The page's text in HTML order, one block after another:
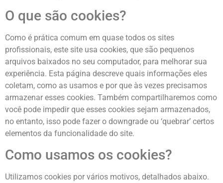
O que são cookies?
Como é prática comum em quase todos os sites
profissionais, este site usa cookies, que são pequenos
arquivos baixados no seu computador, para melhorar sua
experiência. Esta página descreve quais informações eles
coletam, como as usamos e por que às vezes precisamos
armazenar esses cookies. Também compartilharemos como
você pode impedir que esses cookies sejam armazenados,
no entanto, isso pode fazer o downgrade ou ‘quebrar’ certos
elementos da funcionalidade do site.
Como usamos os cookies?
Utilizamos cookies por vários motivos, detalhados abaixo.